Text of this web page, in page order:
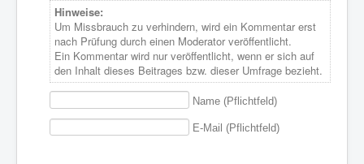
Hinweise:
Um Missbrauch zu verhindern, wird ein Kommentar erst
nach Prüfung durch einen Moderator veröffentlicht.
Ein Kommentar wird nur veröffentlicht, wenn er sich auf
den Inhalt dieses Beitrages bzw. dieser Umfrage bezieht.
Name (Pflichtfeld)
E-Mail (Pflichtfeld)